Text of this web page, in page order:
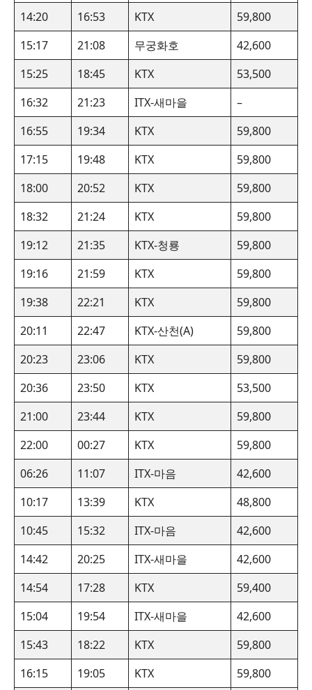
14:20
16:53 KTX
59,800
15:17
21:08 무궁화호
42,600
15:25
18:45 KTX
53,500
16:32
21:23 ITX-새마을
–
16:55
19:34 KTX
59,800
17:15
19:48 KTX
59,800
18:00
20:52 KTX
59,800
18:32
21:24 KTX
59,800
19:12
21:35 KTX-청룡
59,800
19:16
21:59 KTX
59,800
19:38
22:21 KTX
59,800
20:11
22:47 KTX-산천(A)
59,800
20:23
23:06 KTX
59,800
20:36
23:50 KTX
53,500
21:00
23:44 KTX
59,800
22:00
00:27 KTX
59,800
06:26
11:07 ITX-마음
42,600
10:17
13:39 KTX
48,800
10:45
15:32 ITX-마음
42,600
14:42
20:25 ITX-새마을
42,600
14:54
17:28 KTX
59,400
15:04
19:54 ITX-새마을
42,600
15:43
18:22 KTX
59,800
16:15
19:05 KTX 59,800